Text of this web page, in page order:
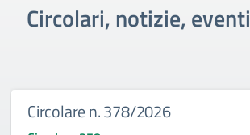
Circolari, notizie,
Circolare n. 378/2026